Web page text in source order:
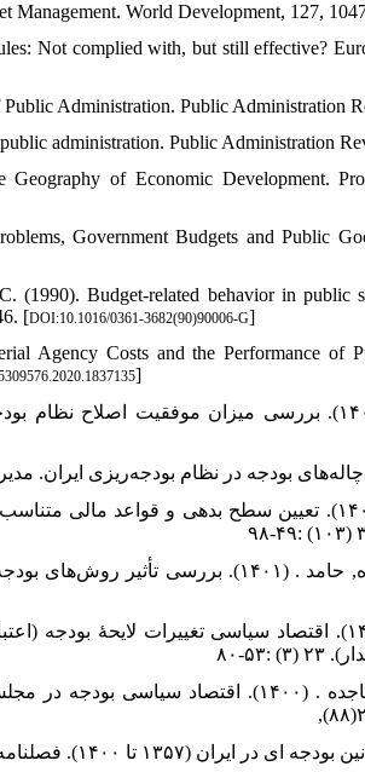
Management. World Development, 127,
Not complied with, but still effective?
Administration. Public Administration
administration. Public Administration
of Economic Development.
Government Budgets and Public
Budget-related behavior in public
[DOI:10.1016/0361-3682(90)90006-G]
Agency Costs and the Performance of
]
۵۰. امینی مهر, اکبر و امینی مهر, امین . (۱۴۰۲). بررسی
۵۲. توکلیان حسین، صیامی عراقی ابراهیم.(۱۴۰۱). تعیین سطح
۵۳. جهان بینی, الهام , پیفه, احمد و دهقان زاده,
۵۴. دین محمدی مصطفی، فرهادی زینب.(۱۴۰۲). اقتصاد سیاسی
۸۰
۵۵. دین محمدی, مصطفی و بخشی بالانی, ساجده .